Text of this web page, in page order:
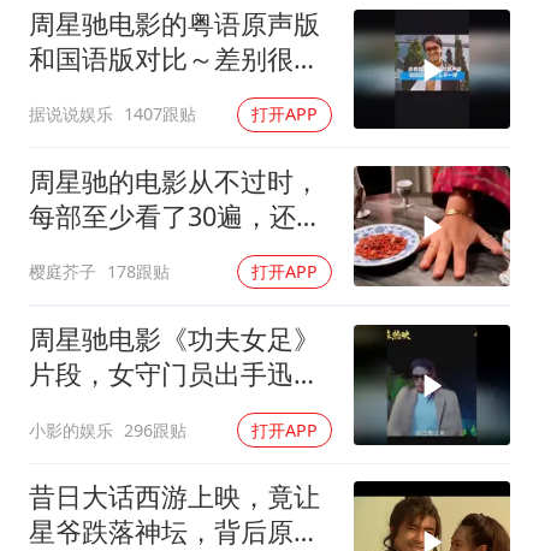
奋力开创中国式现代化建设新局面
周星驰电影的粤语原声版
和国语版对比～差别很
大！讲粤语的星爷才是他
自己！
据说说娱乐 1407跟贴 打开APP
周星驰的电影从不过时，
每部至少看了30遍，还是
樱庭芥子 178跟贴 打开APP
周星驰电影《功夫女足》
片段，女守门员出手迅
猛，一次比一次搞笑
小影的娱乐 296跟贴 打开APP
昔日大话西游上映，竟让
星爷跌落神坛，背后原因